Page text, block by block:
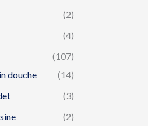
(2)
(4)
(107)
douche
(14)
(3)
(2)